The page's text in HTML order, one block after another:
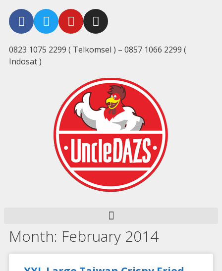
0823 1075 2299 ( Telkomsel ) – 0857 1066 2299 (
Indosat )
Month: February 2014